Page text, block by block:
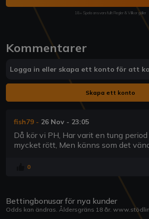
18+ Spela ansvarsfullt Regler & Villkor gäller
Kommentarer
Logga in eller skapa ett konto för att
Skapa ett konto
fish79 - 26 Nov - 23:05
Då kör vi PH, Har varit en tung
mycket rött, Men känns som det
0
Bettingbonusar för nya kunder
Odds kan ändras. Åldersgräns 18 år.